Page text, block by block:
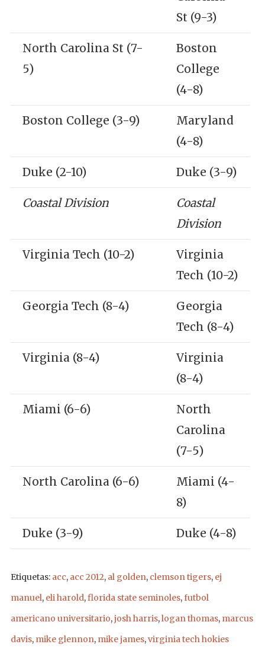
St (9-3)
North Carolina St (7-
5)
Boston
College
(4-8)
Boston College (3-9)
Maryland
(4-8)
Duke (2-10) Duke (3-9)
Coastal Division
Coastal
Division
Virginia Tech (10-2)
Virginia
Tech (10-2)
Georgia Tech (8-4)
Georgia
Tech (8-4)
Virginia (8-4)
Virginia
(8-4)
Miami (6-6)
North
Carolina
(7-5)
North Carolina (6-6)
Miami (4-
8)
Duke (3-9) Duke (4-8)
Etiquetas: acc, acc 2012, al golden, clemson tigers, ej
manuel, eli harold,florida state seminoles,futbol
americano universitario,josh harris,logan thomas, marcus
davis, mike glennon, mike james,virginia tech hokies